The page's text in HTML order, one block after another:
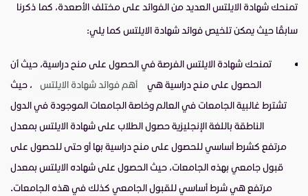
تمنحك شهادة الايلتس العديد من الفوائد على مختلف الأصعدة، كما ذكرنا
سابقًا حيث يمكن تلخيص فوائد شهادة الايلتس كما يلي:
تمنحك شهادة الايلتس الفرصة في الحصول على منح دراسية، حيث أن
الحصول على منح دراسية هي
أهم فوائد شهادة الايلتس
، حيث
تشترط غالبية الجامعات في العالم وخاصة الجامعات الموجودة في الدول
الناطقة باللغة الإنجليزية حصول الطلاب على شهادة الايلتس بمعدل
مرتفع كشرط أساسي للحصول على منح دراسية بها أو حتى للحصول على
قبول جامعي بهذه الجامعات، حيث الحصول على شهاده الايلتس بمعدل
مرتفع هي شرط أساسي للقبول الجامعي كذلك في هذه الجامعات.